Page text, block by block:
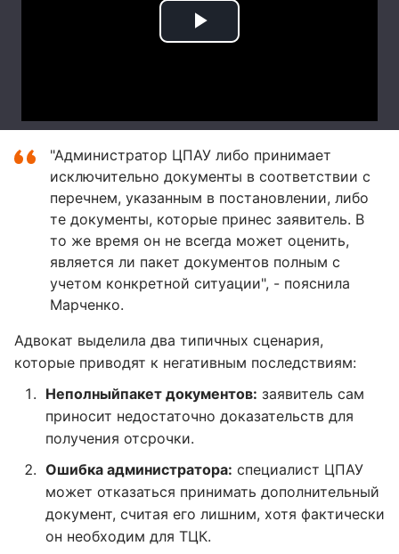
"Администратор ЦПАУ либо принимает
исключительно документы в соответствии с
перечнем, указанным в постановлении, либо
те документы, которые принес заявитель. В
то же время он не всегда может оценить,
является ли пакет документов полным с
учетом конкретной ситуации", - пояснила
Марченко.
Адвокат выделила два типичных сценария,
которые приводят к негативным последствиям:
Неполныйпакет документов: заявитель сам
приносит недостаточно доказательств для
получения отсрочки.
Ошибка администратора: специалист ЦПАУ
может отказаться принимать дополнительный
документ, считая его лишним, хотя фактически
он необходим для ТЦК.